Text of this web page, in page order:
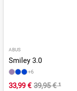
ABUS
Smiley 3.0
+6
33,99 € 39,95 €¹